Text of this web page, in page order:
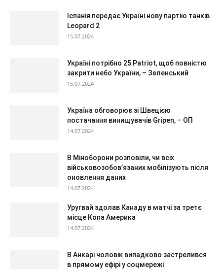
Іспанія передає Україні нову партію танків
Leopard 2
15.07.2024
Україні потрібно 25 Patriot, щоб повністю
закрити небо України, – Зеленський
15.07.2024
Україна обговорює зі Швецією
постачання винищувачів Gripen, – ОП
14.07.2024
В Міноборони розповіли, чи всіх
військовозобов’язаних мобілізують після
оновлення даних
14.07.2024
Уругвай здолав Канаду в матчі за третє
місце Копа Америка
14.07.2024
В Анкарі чоловік випадково застрелився
в прямому ефірі у соцмережі